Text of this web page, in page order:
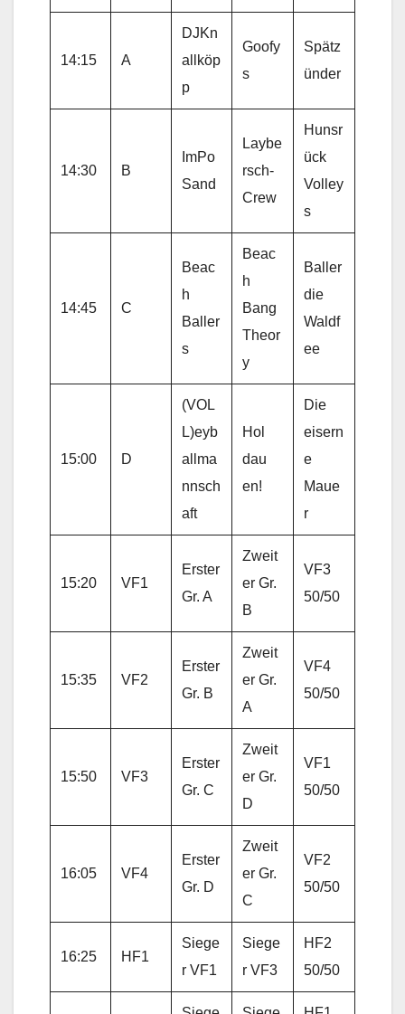
14:15 A
DJKn
allköp
p
Goofy
s
Spätz
ünder
14:30 B
ImPo
Sand
Laybe
rsch-
Crew
Hunsr
ück
Volley
s
14:45 C
Beac
h
Baller
s
Beac
h
Bang
Theor
y
Baller
die
Waldf
ee
15:00 D
(VOL
L)eyb
allma
nnsch
aft
Hol
dau
en!
Die
eisern
e
Maue
r
15:20 VF1
Erster
Gr. A
Zweit
er Gr.
B
VF3
50/50
15:35 VF2
Erster
Gr. B
Zweit
er Gr.
A
VF4
50/50
15:50 VF3
Erster
Gr. C
Zweit
er Gr.
D
VF1
50/50
16:05 VF4
Erster
Gr. D
Zweit
er Gr.
C
VF2
50/50
16:25 HF1
Siege
r VF1
Siege
r VF3
HF2
50/50